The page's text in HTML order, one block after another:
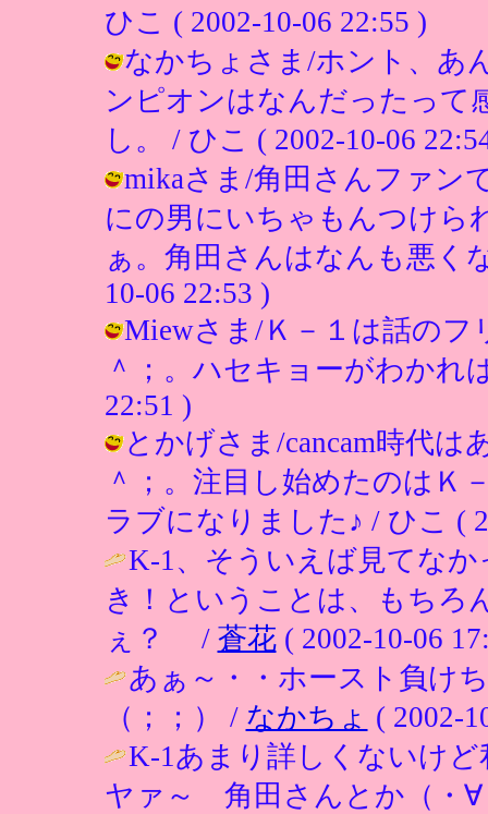
ひこ ( 2002-10-06 22:55 )
なかちょさま/ホント、あ
ンピオンはなんだったって
し。 / ひこ ( 2002-10-06
mikaさま/角田さんファン
にの男にいちゃもんつけら
ぁ。角田さんはなんも悪く
10-06 22:53 )
Miewさま/Ｋ－１は話のフ
＾；。ハセキョーがわかれ
22:51 )
とかげさま/cancam時代は
＾；。注目し始めたのはＫ
ラブになりました♪ / ひこ (
K-1、そういえば見てな
き！ということは、もちろ
ぇ？ / 蒼花( 2002-10-06
あぁ～・・ホースト負け
（；；） / なかちょ ( 2002-
K-1あまり詳しくないけ
ヤァ～ 角田さんとか（・